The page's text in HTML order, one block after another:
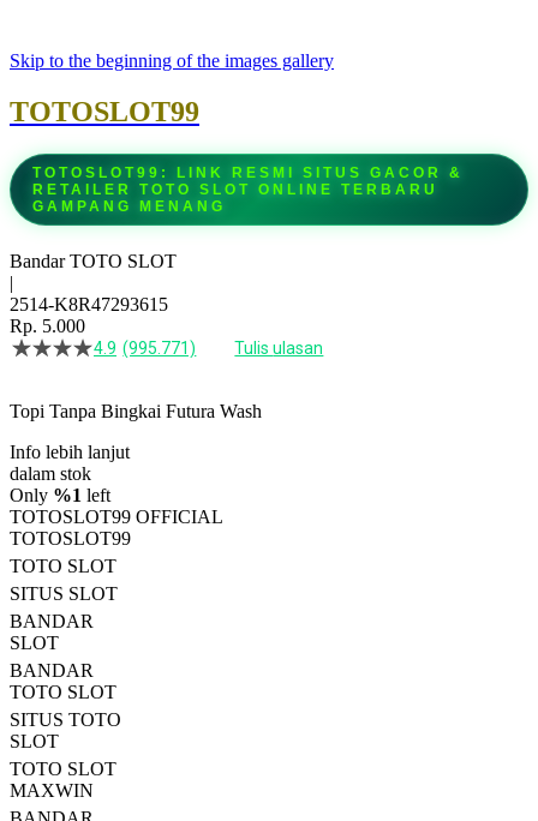
Skip to the beginning of the images gallery
TOTOSLOT99
TOTOSLOT99: LINK RESMI SITUS GACOR &
RETAILER TOTO SLOT ONLINE TERBARU
GAMPANG MENANG
Bandar TOTO SLOT
|
2514-K8R47293615
Rp. 5.000
4.5
bintang,
rating
rata-
rata.
Read
13
Reviews.
Tautan
halaman
yang
sama.
4.9 (995.771) Tulis ulasan
Topi Tanpa Bingkai Futura Wash
Info lebih lanjut
dalam stok
Only %1 left
TOTOSLOT99 OFFICIAL
TOTOSLOT99
TOTO SLOT
SITUS SLOT
BANDAR
SLOT
BANDAR
TOTO SLOT
SITUS TOTO
SLOT
TOTO SLOT
MAXWIN